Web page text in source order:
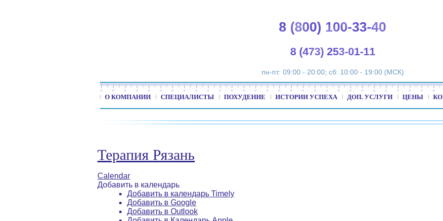
8 (800) 100-33-40
8 (473) 253-01-11
пн-пт: 09:00 - 20:00; сб: 10:00 - 19:00 (МСК)
О КОМПАНИИ СПЕЦИАЛИСТЫ ПОХУДЕНИЕ ИСТОРИИ УСПЕХА ДОП. УСЛУГИ ЦЕНЫ
Терапия Рязань
Calendar
Добавить в календарь
Добавить в календарь Timely
Добавить в Google
Добавить в Outlook